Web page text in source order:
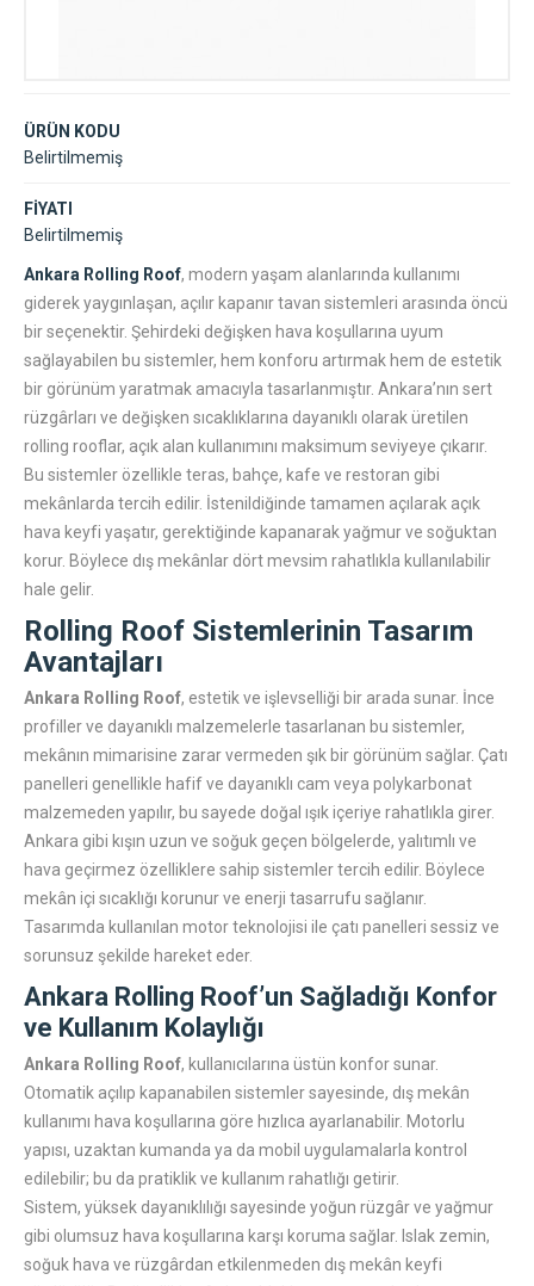
ÜRÜN KODU
Belirtilmemiş
FİYATI
Belirtilmemiş
Ankara Rolling Roof, modern yaşam alanlarında kullanımı
giderek yaygınlaşan, açılır kapanır tavan sistemleri arasında öncü
bir seçenektir. Şehirdeki değişken hava koşullarına uyum
sağlayabilen bu sistemler, hem konforu artırmak hem de estetik
bir görünüm yaratmak amacıyla tasarlanmıştır. Ankara’nın sert
rüzgârları ve değişken sıcaklıklarına dayanıklı olarak üretilen
rolling rooflar, açık alan kullanımını maksimum seviyeye çıkarır.
Bu sistemler özellikle teras, bahçe, kafe ve restoran gibi
mekânlarda tercih edilir. İstenildiğinde tamamen açılarak açık
hava keyfi yaşatır, gerektiğinde kapanarak yağmur ve soğuktan
korur. Böylece dış mekânlar dört mevsim rahatlıkla kullanılabilir
hale gelir.
Rolling Roof Sistemlerinin Tasarım
Avantajları
Ankara Rolling Roof, estetik ve işlevselliği bir arada sunar. İnce
profiller ve dayanıklı malzemelerle tasarlanan bu sistemler,
mekânın mimarisine zarar vermeden şık bir görünüm sağlar. Çatı
panelleri genellikle hafif ve dayanıklı cam veya polykarbonat
malzemeden yapılır, bu sayede doğal ışık içeriye rahatlıkla girer.
Ankara gibi kışın uzun ve soğuk geçen bölgelerde, yalıtımlı ve
hava geçirmez özelliklere sahip sistemler tercih edilir. Böylece
mekân içi sıcaklığı korunur ve enerji tasarrufu sağlanır.
Tasarımda kullanılan motor teknolojisi ile çatı panelleri sessiz ve
sorunsuz şekilde hareket eder.
Ankara Rolling Roof’un Sağladığı Konfor
ve Kullanım Kolaylığı
Ankara Rolling Roof, kullanıcılarına üstün konfor sunar.
Otomatik açılıp kapanabilen sistemler sayesinde, dış mekân
kullanımı hava koşullarına göre hızlıca ayarlanabilir. Motorlu
yapısı, uzaktan kumanda ya da mobil uygulamalarla kontrol
edilebilir; bu da pratiklik ve kullanım rahatlığı getirir.
Sistem, yüksek dayanıklılığı sayesinde yoğun rüzgâr ve yağmur
gibi olumsuz hava koşullarına karşı koruma sağlar. Islak zemin,
soğuk hava ve rüzgârdan etkilenmeden dış mekân keyfi